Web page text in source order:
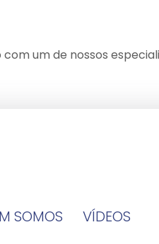
um de nossos
SOMOS
VÍDEOS